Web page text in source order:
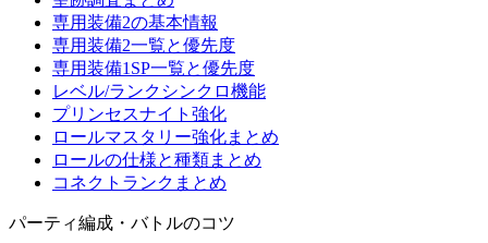
専用装備2の基本情報
専用装備2一覧と優先度
専用装備1SP一覧と優先度
レベル/ランクシンクロ機能
プリンセスナイト強化
ロールマスタリー強化まとめ
ロールの仕様と種類まとめ
コネクトランクまとめ
パーティ編成・バトルのコツ